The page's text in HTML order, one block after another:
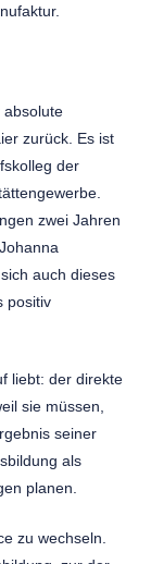
absolute
zurück. Es ist
der
zwei Jahren
auch dieses
positiv
liebt: der direkte
sie müssen,
seiner
als
planen.
zu wechseln.